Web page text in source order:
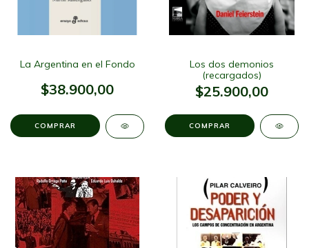
La Argentina en el Fondo
$38.900,00
Los dos demonios
(recargados)
$25.900,00